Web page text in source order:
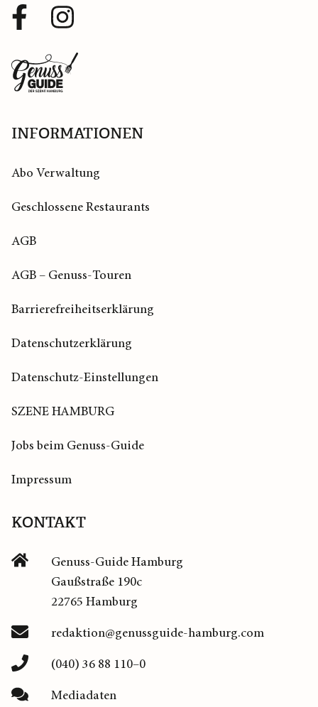
Facebook
Profil
Instagram
Zurück
zur
INFORMATIONEN
Abo Verwaltung
Geschlossene Restaurants
AGB
AGB – Genuss-Touren
Barrierefreiheitserklärung
Datenschutzerklärung
Datenschutz-Einstellungen
SZENE HAMBURG
Jobs beim Genuss-Guide
Impressum
KONTAKT
Genuss-Guide Hamburg
Gaußstraße 190c
22765 Hamburg
redaktion@genussguide-hamburg.com
(040) 36 88 110–0
Mediadaten